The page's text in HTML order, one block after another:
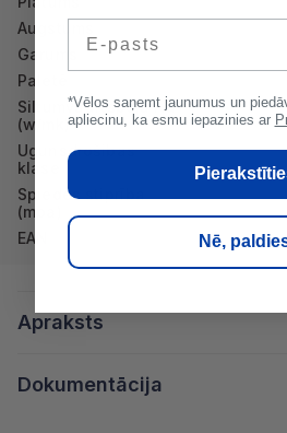
Augstums
Garums
Paletē
Siltumvadītspēja λd
(w/mk)
Ugunsdrošibas
klase
Spiedes stiprība
(mpa)
EAN
Apraksts
Dokumentācija
*Vēlos saņemt jaunumus un
apliecinu, ka esmu iepazinies ar
Nē,